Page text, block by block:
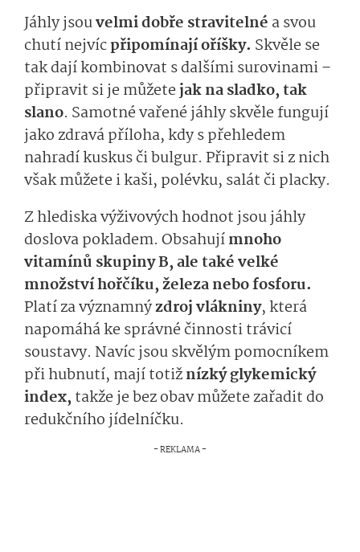
Jáhly jsouvelmi dobře stravitelné a svou
chutí nejvícpřipomínají oříšky. Skvěle se
tak dají kombinovat s dalšími surovinami –
připravit si je můžetejak na sladko, tak
slano. Samotné vařené jáhly skvěle fungují
jako zdravá příloha, kdy s přehledem
nahradí kuskus či bulgur. Připravit si z nich
však můžete i kaši, polévku, salát či placky.
Z hlediska výživových hodnot jsou jáhly
doslova pokladem. Obsahujímnoho
vitamínů skupiny B, ale také velké
množství hořčíku, železa nebo fosforu.
Platí za významnýzdroj vlákniny, která
napomáhá ke správné činnosti trávicí
soustavy. Navíc jsou skvělým pomocníkem
při hubnutí, mají totižnízký glykemický
index,takže je bez obav můžete zařadit do
redukčního jídelníčku.